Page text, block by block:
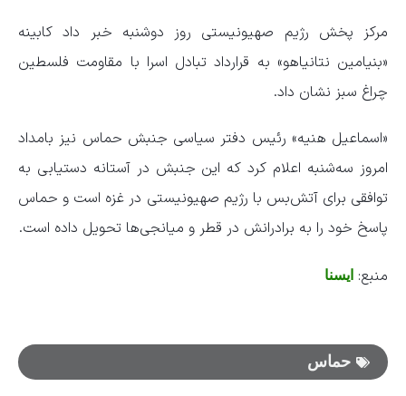
مرکز پخش رژیم صهیونیستی روز دوشنبه خبر داد کابینه
«بنیامین نتانیاهو» به قرارداد تبادل اسرا با مقاومت فلسطین
چراغ سبز نشان داد.
«اسماعیل هنیه» رئیس دفتر سیاسی جنبش حماس نیز بامداد
امروز سه‌شنبه اعلام کرد که این جنبش در آستانه دستیابی به
توافقی برای آتش‌بس با رژیم صهیونیستی در غزه است و حماس
پاسخ خود را به برادرانش در قطر و میانجی‌ها تحویل داده است.
منبع: ایسنا
حماس